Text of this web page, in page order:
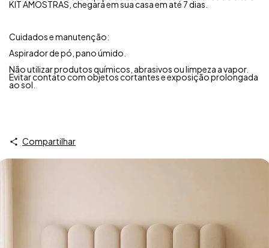
KIT AMOSTRAS, chegará em sua casa em até 7 dias.
Cuidados e manutenção:
Aspirador de pó, pano úmido.
Não utilizar produtos químicos, abrasivos ou limpeza a vapor.
Evitar contato com objetos cortantes e exposição prolongada
ao sol.
Compartilhar